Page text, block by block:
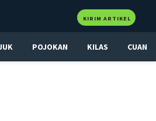
KIRIM ARTIKEL
POJOKAN KILAS CUAN